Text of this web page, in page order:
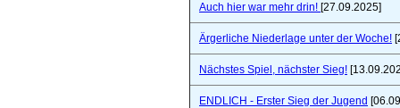
Auch hier war mehr drin! [27.09.2025]
Ärgerliche Niederlage unter der Woche!
Nächstes Spiel, nächster Sieg!
ENDLICH - Erster Sieg der Jugend